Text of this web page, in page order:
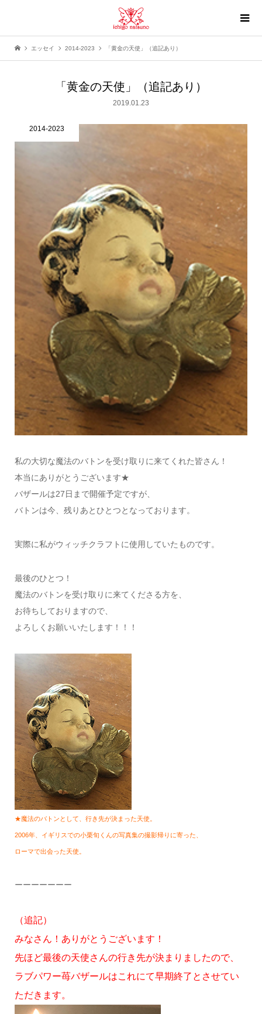
エッセイ 2014-2023 「黄金の天使」（追記あり）
「黄金の天使」（追記あり）
2019.01.23
2014-2023
私の大切な魔法のバトンを受け取りに来てくれた皆さん！
本当にありがとうございます★
バザールは27日まで開催予定ですが、
バトンは今、残りあとひとつとなっております。
実際に私がウィッチクラフトに使用していたものです。
最後のひとつ！
魔法のバトンを受け取りに来てくださる方を、
お待ちしておりますので、
よろしくお願いいたします！！！
★魔法のバトンとして、行き先が決まった天使。
2006年、イギリスでの小栗旬くんの写真集の撮影帰りに寄った、
ローマで出会った天使。
ーーーーーーー
（追記）
みなさん！ありがとうございます！
先ほど最後の天使さんの行き先が決まりましたので、
ラブパワー苺バザールはこれにて早期終了とさせてい
ただきます。